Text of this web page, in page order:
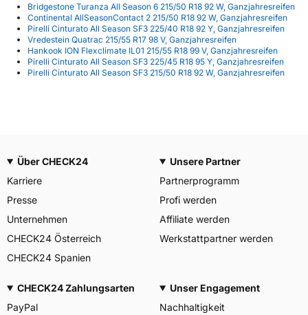
Bridgestone Turanza All Season 6 215/50 R18 92 W, Ganzjahresreifen
Continental AllSeasonContact 2 215/50 R18 92 W, Ganzjahresreifen
Pirelli Cinturato All Season SF3 225/40 R18 92 Y, Ganzjahresreifen
Vredestein Quatrac 215/55 R17 98 V, Ganzjahresreifen
Hankook ION Flexclimate IL01 215/55 R18 99 V, Ganzjahresreifen
Pirelli Cinturato All Season SF3 225/45 R18 95 Y, Ganzjahresreifen
Pirelli Cinturato All Season SF3 215/50 R18 92 W, Ganzjahresreifen
Über CHECK24
Karriere
Presse
Unternehmen
CHECK24 Österreich
CHECK24 Spanien
Unsere Partner
Partnerprogramm
Profi werden
Affiliate werden
Werkstattpartner werden
CHECK24 Zahlungsarten
PayPal
Unser Engagement
Nachhaltigkeit